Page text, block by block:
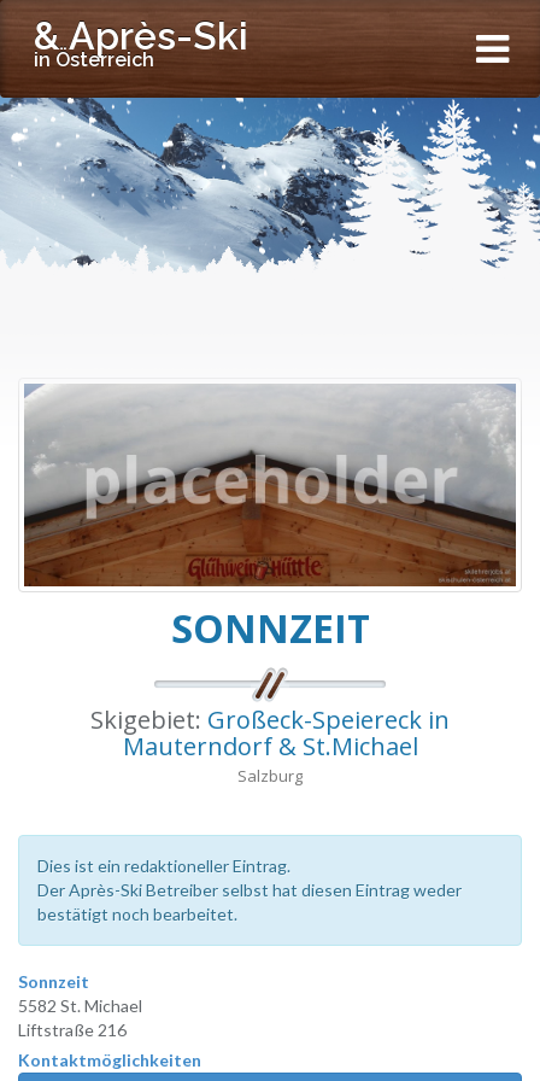
& Après-Ski
in Österreich
SONNZEIT
Skigebiet: Großeck-Speiereck in
Mauterndorf & St.Michael
Salzburg
Dies ist ein redaktioneller Eintrag.
Der Après-Ski Betreiber selbst hat diesen Eintrag weder
bestätigt noch bearbeitet.
Sonnzeit
5582 St. Michael
Liftstraße 216
Kontaktmöglichkeiten